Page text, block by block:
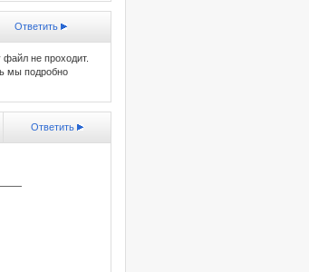
Ответить
не проходит.
мы подробно
Ответить